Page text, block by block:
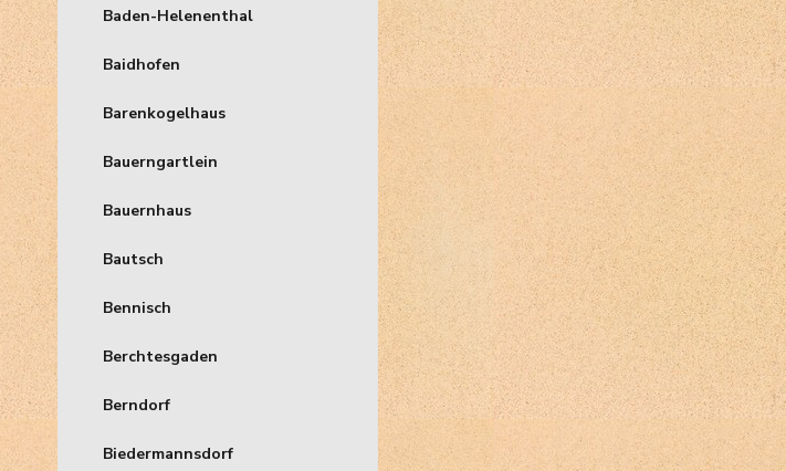
Baden-Helenenthal
Baidhofen
Barenkogelhaus
Bauerngartlein
Bauernhaus
Bautsch
Bennisch
Berchtesgaden
Berndorf
Biedermannsdorf